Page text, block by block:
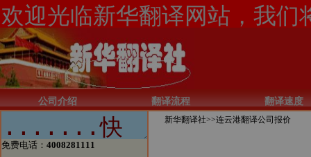
公司介绍 翻译流程 翻译速度
免费电话： 4008281111
新华翻译社>>连云港翻译公司报价